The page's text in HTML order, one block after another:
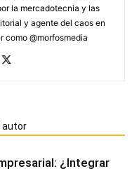
la mercadotecnia y las
y agente del caos en
como @morfosmedia
autor
¿Integrar